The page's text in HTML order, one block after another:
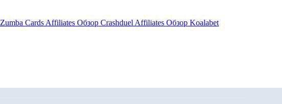
Zumba Cards Affiliates Обзор Crashduel Affiliates Обзор Koalabet